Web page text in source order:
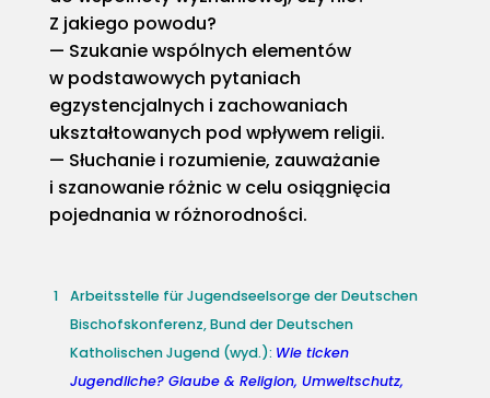
Z jakiego powodu?
Szukanie wspólnych elementów
w podstawowych pytaniach
egzystencjalnych i zachowaniach
ukształtowanych pod wpływem religii.
Słuchanie i rozumienie, zauważanie
i szanowanie różnic w celu osiągnięcia
pojednania w różnorodności.
1
Arbeitsstelle für Jugendseelsorge der Deutschen
Bischofskonferenz, Bund der Deutschen
Katholischen Jugend (wyd.): Wie ticken
Jugendliche? Glaube & Religion, Umweltschutz,